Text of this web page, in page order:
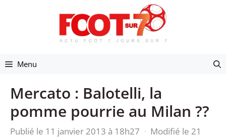
Menu
Mercato : Balotelli, la
pomme pourrie au Milan ??
Publié le 11 janvier 2013 à 18h27 · Modifié le 21